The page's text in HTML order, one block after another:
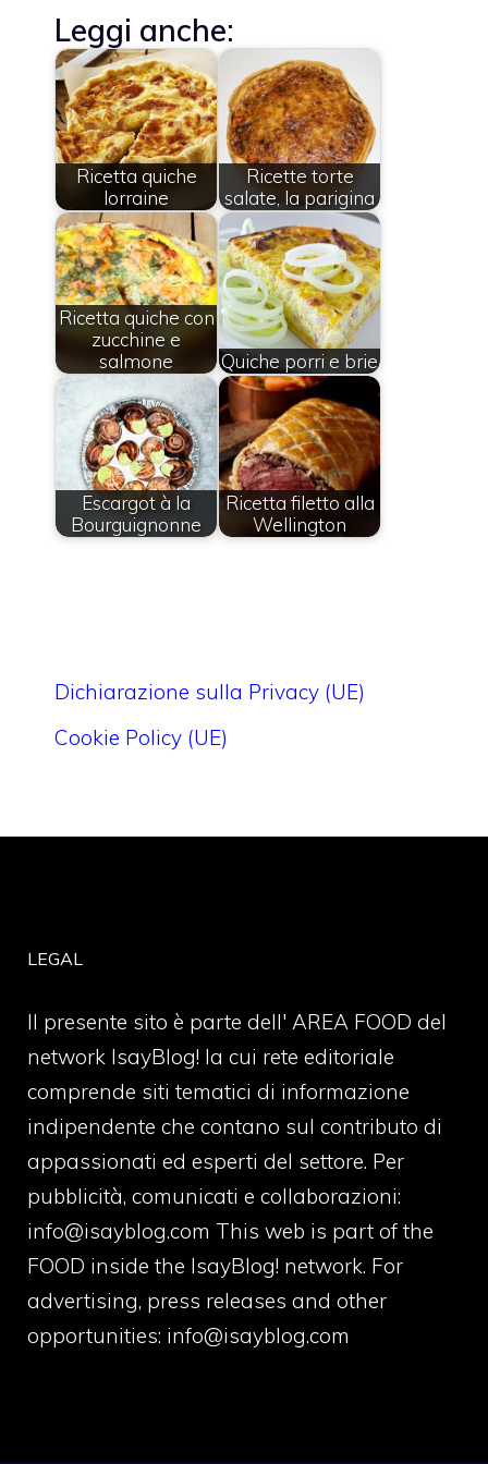
Leggi anche:
Ricetta quiche
lorraine
Ricette torte
salate, la parigina
Ricetta quiche con
zucchine e
salmone
Quiche porri e brie
Escargot à la
Bourguignonne
Ricetta filetto alla
Wellington
Dichiarazione sulla Privacy (UE)
Cookie Policy (UE)
LEGAL
Il presente sito è parte dell' AREA FOOD del
network IsayBlog! la cui rete editoriale
comprende siti tematici di informazione
indipendente che contano sul contributo di
appassionati ed esperti del settore. Per
pubblicità, comunicati e collaborazioni:
info@isayblog.com This web is part of the
FOOD inside the IsayBlog! network. For
advertising, press releases and other
opportunities: info@isayblog.com